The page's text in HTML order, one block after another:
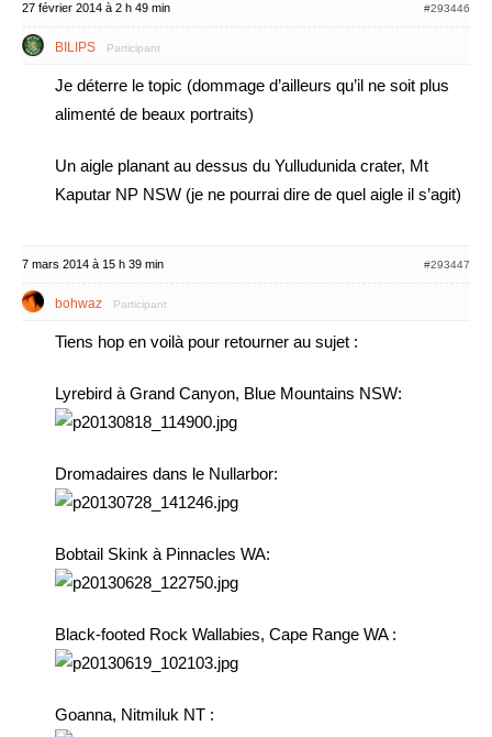
27 février 2014 à 2 h 49 min #293446
BILIPS Participant
Je déterre le topic (dommage d’ailleurs qu’il ne soit plus
alimenté de beaux portraits)
Un aigle planant au dessus du Yulludunida crater, Mt
Kaputar NP NSW (je ne pourrai dire de quel aigle il s’agit)
7 mars 2014 à 15 h 39 min #293447
bohwaz Participant
Tiens hop en voilà pour retourner au sujet :
Lyrebird à Grand Canyon, Blue Mountains NSW:
Dromadaires dans le Nullarbor:
Bobtail Skink à Pinnacles WA:
Black-footed Rock Wallabies, Cape Range WA :
Goanna, Nitmiluk NT :